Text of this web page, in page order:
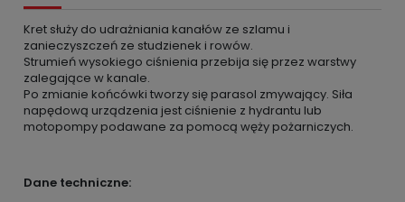
Kret służy do udrażniania kanałów ze szlamu i
zanieczyszczeń ze studzienek i rowów.
Strumień wysokiego ciśnienia przebija się przez warstwy
zalegające w kanale.
Po zmianie końcówki tworzy się parasol zmywający. Siła
napędową urządzenia jest ciśnienie z hydrantu lub
motopompy podawane za pomocą węży pożarniczych.
Dane techniczne: